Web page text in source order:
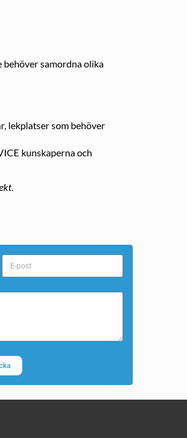
samordna olika
lekplatser som behöver
kunskaperna och